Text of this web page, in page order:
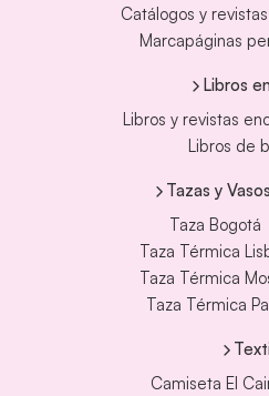
Catálogos y
Marcapáginas
Libros
Libros y revistas
Libros de
Tazas y
Taza Bogotá
Taza Térmica
Taza Térmica
Taza Térmica
Camiseta El